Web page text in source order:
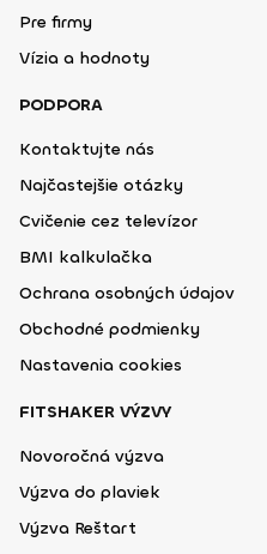
Pre firmy
Vízia a hodnoty
PODPORA
Kontaktujte nás
Najčastejšie otázky
Cvičenie cez televízor
BMI kalkulačka
Ochrana osobných údajov
Obchodné podmienky
Nastavenia cookies
FITSHAKER VÝZVY
Novoročná výzva
Výzva do plaviek
Výzva Reštart